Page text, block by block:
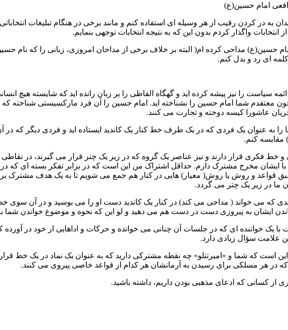
امام حسین(ع)
به در کردن رقیب از هر وسیله ای استفاده کنم و مانند برخی در هنگام تبلیغات
واگذار کردم بدون این که به نتیجه انتخابات توجهی بنمایم.
حسین(ع) مداحی کرده ام( البته بر خلاف برخی از مداحان امروزی، زبانی را که نام
ای رد و بدل کنم.
سیاست را نیز پیشه کرده اید و گهگاه الفاظی را بر زبان رانده اید که شایسته هیچ
معتقدم شما امام حسین را نشناخته اید. امام حسین را آن فرد مارکسیستی شناخته که
عاشورا کیسه دوخته و تجارت می کنند.
به عنوان یک فردی که در یک طرف خط کنار یک کاندید ایستاده اید و فردی دیگر که
مقایسه کنم.
فکری قرار دارند و نیز عناصر یک گروه که در زیر یک چتر قرار می گیرند، در
ایشان مخرج مشترک دارم. حداقل اشتراک من این است که در برابر تفکر بسته ای که
قواعد و روش یا روش( معیار) هایی در کنار هم جمع می شویم تا به یک هدف
ما در زیر یک چتر می گردد.
که می خواند ( مداحی می کند) در کنار یک کاندید دست او را می بوسید و در آن سوی
ایشان به پیروزی دست در دست هم می دهید و لو این که نحوه و موضوع خواندن
با یک خواننده ای که در جلسات آن چنانی می خوانده و حرکات و اداهایی از خود در
علامت سؤال زیادی دارد.
است که شما و «امیرتتلو» چه نقطه مشترکی دارید که به عنوان یک نماد در یک خط
در هر مسلکی برای رسیدن به آرمانشان هر کدام از قواعد خاصی پیروی می کنند.
از کسانی که ادعای مذهبی بودن داریم، داشته باشید.